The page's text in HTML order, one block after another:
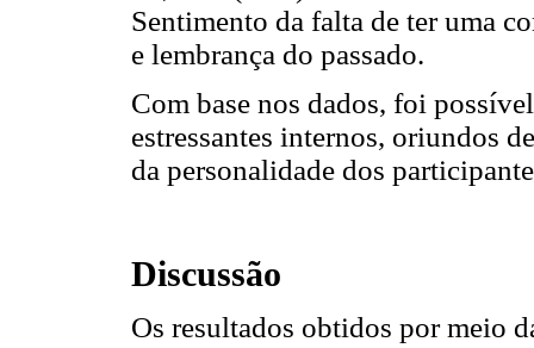
Sentimento da falta de ter uma
e lembrança do passado.
Com base nos dados, foi
estressantes internos, oriundos
da personalidade dos
Discussão
Os resultados obtidos por meio